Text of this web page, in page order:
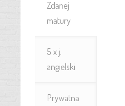
Zdanej
matury
5 x j.
angielski
Prywatna